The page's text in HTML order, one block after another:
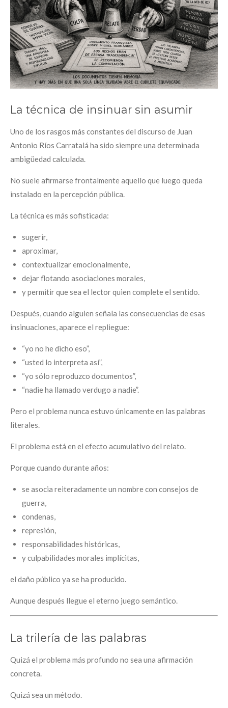
La técnica de insinuar sin asumir
Uno de los rasgos más constantes del discurso de Juan
Antonio Ríos Carratalá ha sido siempre una determinada
ambigüedad calculada.
No suele afirmarse frontalmente aquello que luego queda
instalado en la percepción pública.
La técnica es más sofisticada:
sugerir,
aproximar,
contextualizar emocionalmente,
dejar flotando asociaciones morales,
y permitir que sea el lector quien complete el sentido.
Después, cuando alguien señala las consecuencias de esas
insinuaciones, aparece el repliegue:
“yo no he dicho eso”,
“usted lo interpreta así”,
“yo sólo reproduzco documentos”,
“nadie ha llamado verdugo a nadie”.
Pero el problema nunca estuvo únicamente en las palabras
literales.
El problema está en el efecto acumulativo del relato.
Porque cuando durante años:
se asocia reiteradamente un nombre con consejos de
guerra,
condenas,
represión,
responsabilidades históricas,
y culpabilidades morales implícitas,
el daño público ya se ha producido.
Aunque después llegue el eterno juego semántico.
La trilería de las palabras
Quizá el problema más profundo no sea una afirmación
concreta.
Quizá sea un método.